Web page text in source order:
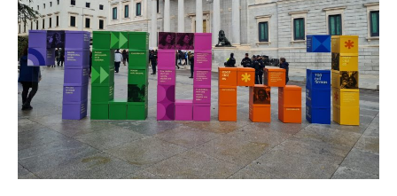
el
inicio
de
un
proceso
para
la
regularización